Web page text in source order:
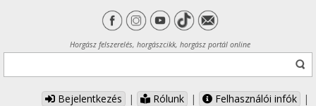
Horgász felszerelés, horgászcikk, horgász portál online
Bejelentkezés | Rólunk | Felhasználói infók
|